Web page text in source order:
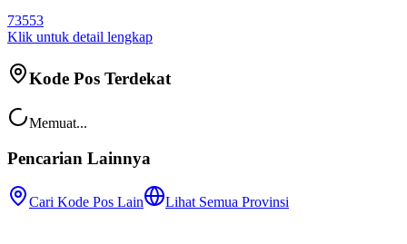
73553
Klik untuk detail lengkap
Kode Pos Terdekat
Memuat...
Pencarian Lainnya
Cari Kode Pos Lain Lihat Semua Provinsi